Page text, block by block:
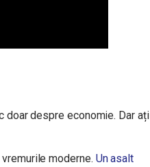
despre economie. Dar ați
moderne. Un asalt